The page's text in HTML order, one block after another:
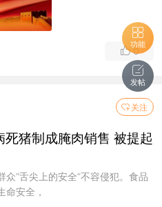
0
关注
猪制成腌肉销售 被提起
“舌尖上的安全”不容侵犯。食品
命安全，
功能
发帖